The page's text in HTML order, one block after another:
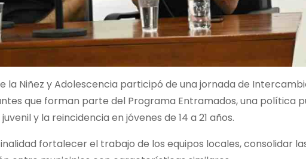
la Niñez y Adolescencia participó de una jornada de
que forman parte del Programa Entramados, una política
y la reincidencia en jóvenes de 14 a 21 años.
fortalecer el trabajo de los equipos locales, consolidar